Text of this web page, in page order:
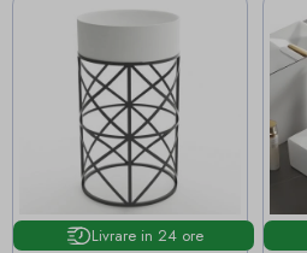
Livrare in 24 ore